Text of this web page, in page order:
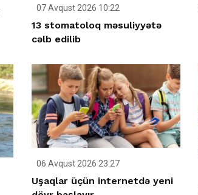
07 Avqust 2026 10:22
13 stomatoloq məsuliyyətə
cəlb edilib
06 Avqust 2026 23:27
Uşaqlar üçün internetdə yeni